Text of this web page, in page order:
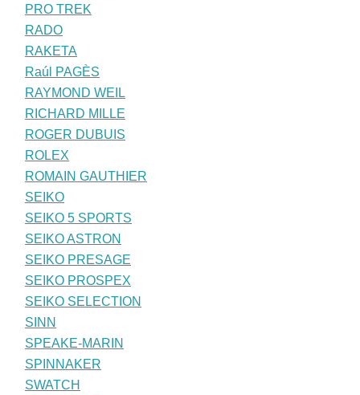
PRO TREK
RADO
RAKETA
Raúl PAGÈS
RAYMOND WEIL
RICHARD MILLE
ROGER DUBUIS
ROLEX
ROMAIN GAUTHIER
SEIKO
SEIKO 5 SPORTS
SEIKO ASTRON
SEIKO PRESAGE
SEIKO PROSPEX
SEIKO SELECTION
SINN
SPEAKE-MARIN
SPINNAKER
SWATCH